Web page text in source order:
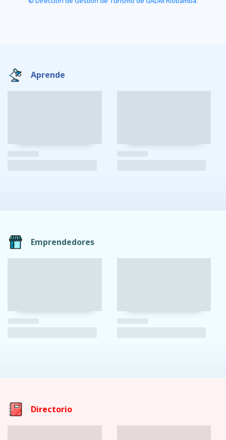
Aprende
Emprendedores
Directorio